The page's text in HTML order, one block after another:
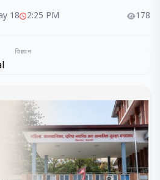
18 2:25 PM 178
विज्ञापन